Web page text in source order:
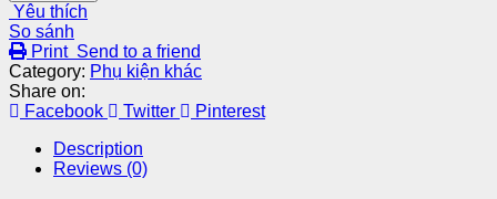
Yêu thích
So sánh
Print Send to a friend
Category: Phụ kiện khác
Share on:
Facebook
Twitter
Pinterest
Description
Reviews (0)